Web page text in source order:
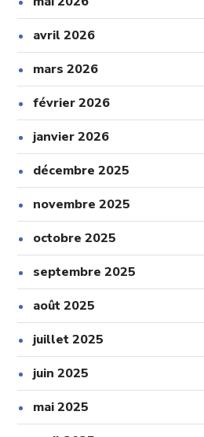
avril 2026
mars 2026
février 2026
janvier 2026
décembre 2025
novembre 2025
octobre 2025
septembre 2025
août 2025
juillet 2025
juin 2025
mai 2025